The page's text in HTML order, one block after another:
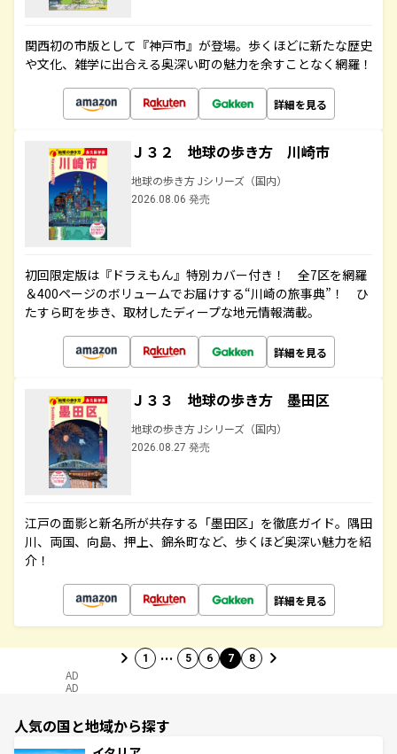
関西初の市版として『神戸市』が登場。歩くほどに新たな歴史
や文化、雑学に出合える奥深い町の魅力を余すことなく網羅！
詳細を見る
Ｊ３２ 地球の歩き方 川崎市
地球の歩き方 Jシリーズ（国内）
2026.08.06 発売
初回限定版は『ドラえもん』特別カバー付き！ 全7区を網羅
＆400ページのボリュームでお届けする“川崎の旅事典”！ ひ
たすら町を歩き、取材したディープな地元情報満載。
詳細を見る
Ｊ３３ 地球の歩き方 墨田区
地球の歩き方 Jシリーズ（国内）
2026.08.27 発売
江戸の面影と新名所が共存する「墨田区」を徹底ガイド。隅田
川、両国、向島、押上、錦糸町など、歩くほど奥深い魅力を紹
介！
詳細を見る
1 … 5 6 7 8
AD
AD
人気の国と地域から探す